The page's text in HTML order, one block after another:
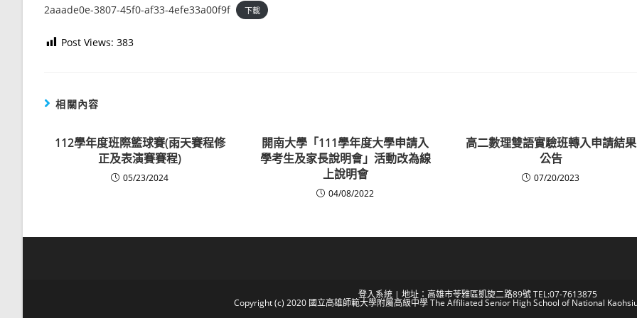
2aaade0e-3807-45f0-af33-4efe33a00f9f 下載
Post Views: 383
相關內容
112學年度班際籃球賽(雨天賽程修
正及表演賽賽程)
05/23/2024
開南大學「111學年度大學申請入
學考生及家長說明會」活動改為線
上說明會
04/08/2022
高二數理雙語實驗班轉入申請結果
公告
07/20/2023
登入系統 | 地址：高雄市苓雅區凱旋二路89號 TEL:07-7613875
Copyright (c) 2020 國立高雄師範大學附屬高級中學 The Affiliated Senior High School of National